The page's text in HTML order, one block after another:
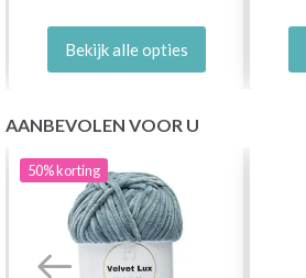
Bekijk alle opties
AANBEVOLEN VOOR U
50%korting